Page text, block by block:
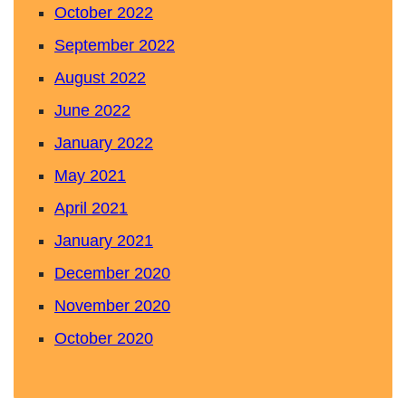
October 2022
September 2022
August 2022
June 2022
January 2022
May 2021
April 2021
January 2021
December 2020
November 2020
October 2020